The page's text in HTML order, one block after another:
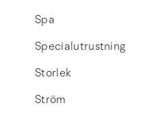
Spa
Specialutrustning
Storlek
Ström